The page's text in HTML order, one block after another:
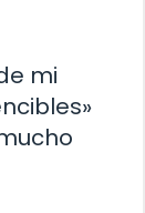
mi